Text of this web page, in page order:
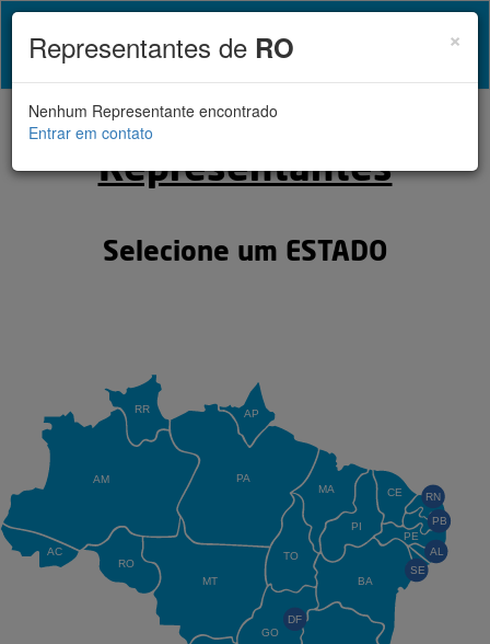
Representantes
Selecione um ESTADO
BA
SE
PE
AL
AM PA
MT
RO
AC
AP
GO
PI
CE
RR
TO
MA
RN
PB
DF
×
Representantes de RO
Nenhum Representante encontrado
Entrar em contato